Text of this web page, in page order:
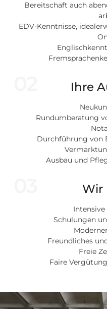
Bereitschaft auch
EDV-Kenntnisse,
Ihre
Rundumberatung
Durchführung von
Ausbau und
Wir
Schulungen
Freundliches
Freie
Faire